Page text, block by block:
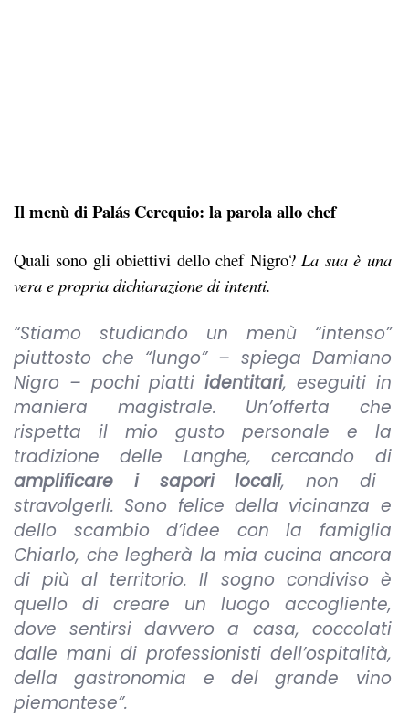
Il menù di Palás Cerequio: la parola allo chef
Quali sono gli obiettivi dello chef Nigro? La sua è una
vera e propria dichiarazione di intenti.
“Stiamo studiando un menù “intenso”
piuttosto che “lungo” – spiega Damiano
Nigro – pochi piattiidentitari, eseguiti in
maniera magistrale. Un’offerta che
rispetta il mio gusto personale e la
tradizione delle Langhe, cercando di
amplificare i sapori locali, non di
stravolgerli. Sono felice della vicinanza e
dello scambio d’idee con la famiglia
Chiarlo, che legherà la mia cucina ancora
di più al territorio. Il sogno condiviso è
quello di creare un luogo accogliente,
dove sentirsi davvero a casa, coccolati
dalle mani di professionisti dell’ospitalità,
della gastronomia e del grande vino
piemontese”.